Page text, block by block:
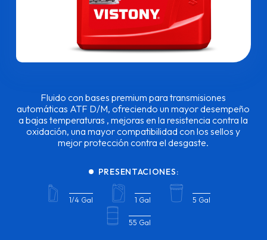
Fluido con bases premium para transmisiones
automáticas ATF D/M, ofreciendo un mayor desempeño
a bajas temperaturas , mejoras en la resistencia contra la
oxidación, una mayor compatibilidad con los sellos y
mejor protección contra el desgaste.
PRESENTACIONES:
1/4 Gal 1 Gal 5 Gal
55 Gal